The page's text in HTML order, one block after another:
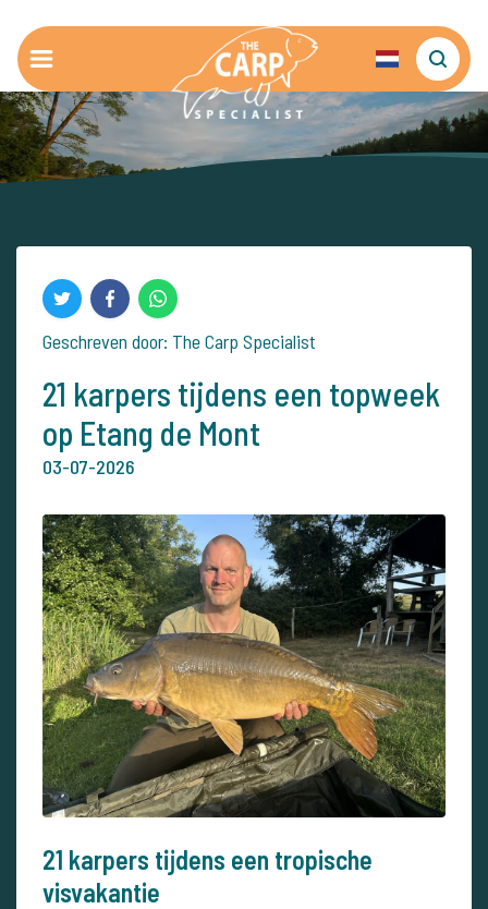
Geschreven door: The Carp Specialist
21 karpers tijdens een topweek
op Etang de Mont
03-07-2026
21 karpers tijdens een tropische
visvakantie